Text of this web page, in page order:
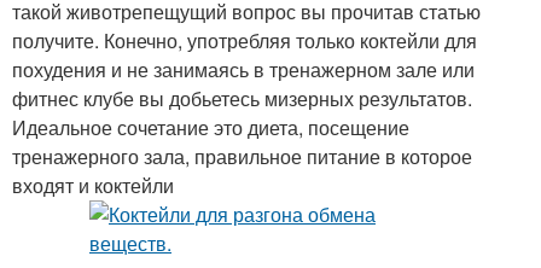
такой животрепещущий вопрос вы прочитав статью
получите. Конечно, употребляя только коктейли для
похудения и не занимаясь в тренажерном зале или
фитнес клубе вы добьетесь мизерных результатов.
Идеальное сочетание это диета, посещение
тренажерного зала, правильное питание в которое
входят и коктейли